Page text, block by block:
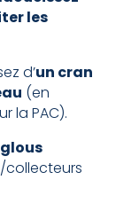
les
d’un cran
(en
la PAC).
/collecteurs